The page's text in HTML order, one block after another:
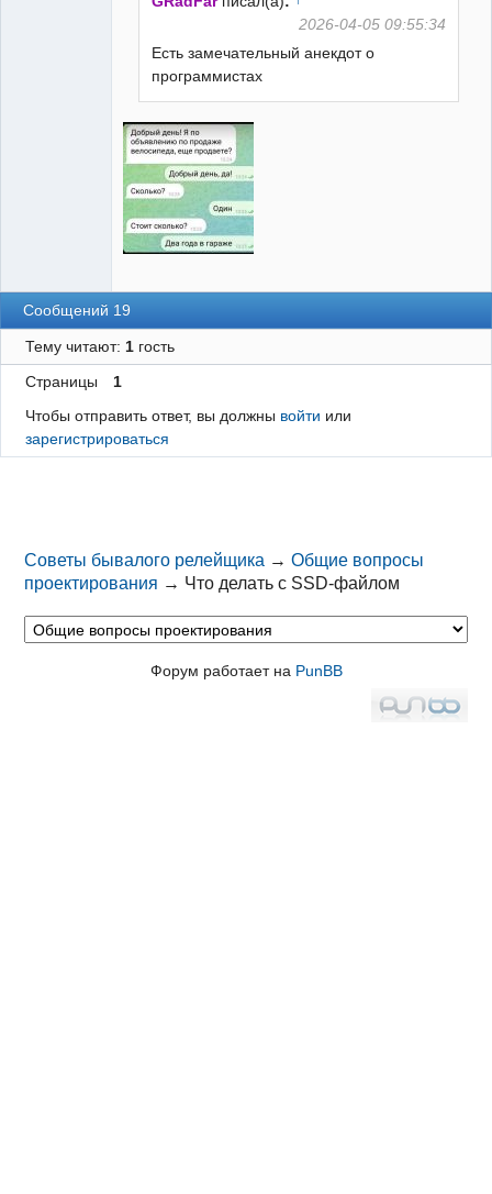
2026-04-05 09:55:34
Есть замечательный анекдот о
программистах
Сообщений 19
Тему читают: 1гость
Страницы
1
Чтобы отправить ответ, вы должны войти или
зарегистрироваться
Советы бывалого релейщика →Общие вопросы
проектирования → Что делать с SSD-файлом
Форум работает на PunBB